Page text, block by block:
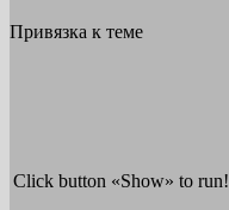
Привязка к теме
Click button «Show» to run!